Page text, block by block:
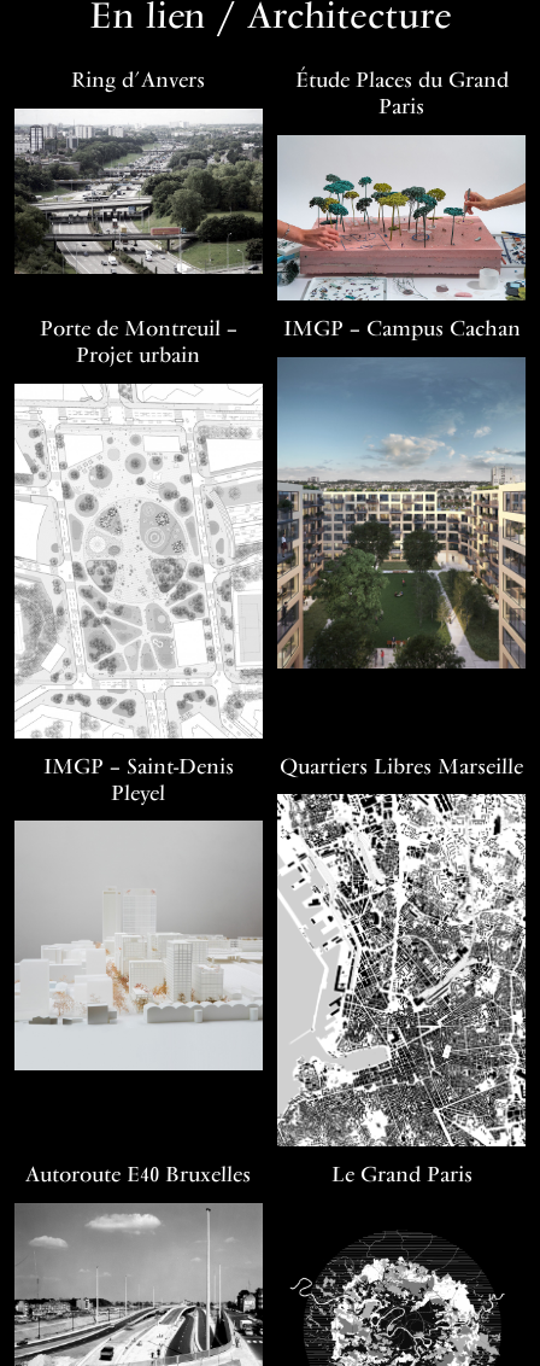
En lien / Architecture
Ring d’Anvers
Étude Places du Grand
Paris
Porte de Montreuil –
Projet urbain
IMGP – Campus Cachan
IMGP – Saint-Denis
Pleyel
Quartiers Libres Marseille
Autoroute E40 Bruxelles Le Grand Paris